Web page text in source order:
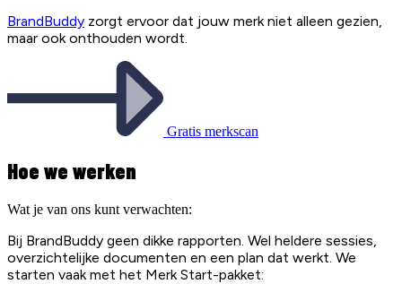
BrandBuddy zorgt ervoor dat jouw merk niet alleen gezien,
maar ook onthouden wordt.
Gratis merkscan
Hoe we werken
Wat je van ons kunt verwachten:
Bij BrandBuddy geen dikke rapporten. Wel heldere sessies,
overzichtelijke documenten en een plan dat werkt. We
starten vaak met het Merk Start-pakket: